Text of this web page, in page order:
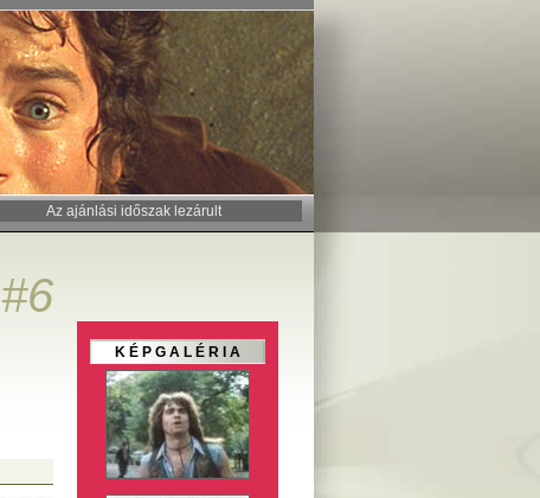
Az ajánlási időszak lezárult
#6
K É P G A L É R I A